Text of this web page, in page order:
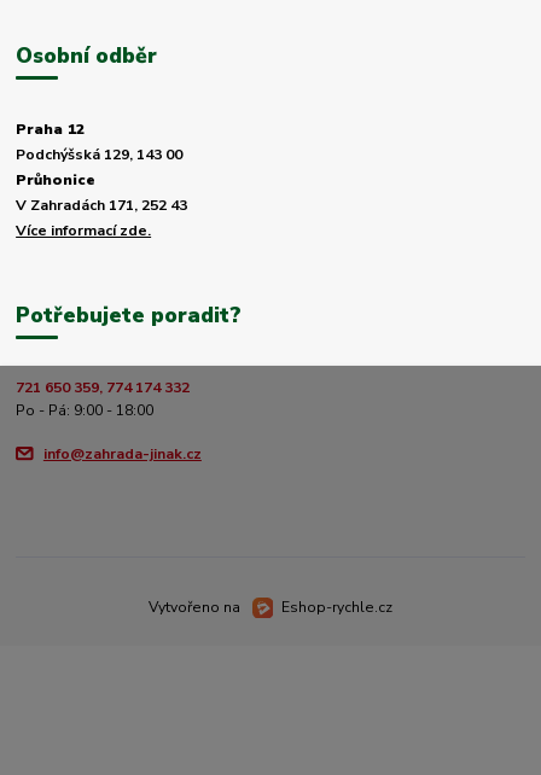
Osobní odběr
Praha 12
Podchýšská 129, 143 00
Průhonice
V Zahradách 171, 252 43
Více informací zde.
Potřebujete poradit?
721 650 359, 774 174 332
Po - Pá: 9:00 - 18:00
info@zahrada-jinak.cz
Vytvořeno na Eshop-rychle.cz